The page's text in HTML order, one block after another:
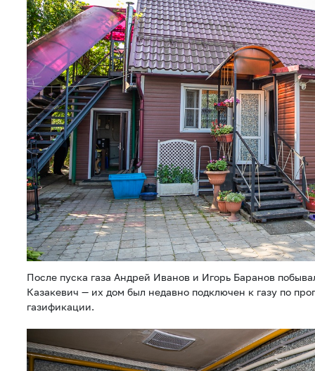
После пуска газа Андрей Иванов и Игорь Баранов
Казакевич — их дом был недавно подключен к газу по
газификации.